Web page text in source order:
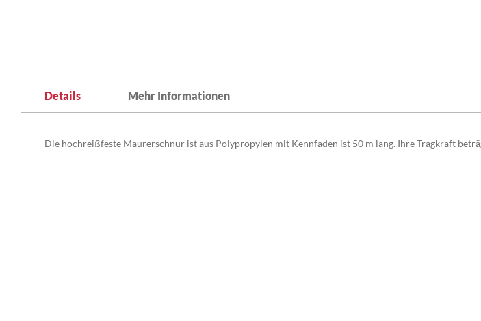
Bildergalerie
Details
Die hochreißfeste Maurerschnur ist aus Polypropylen mit Kennfaden ist 50 m lang. Ihre Tragkraft
Mehr Informationen